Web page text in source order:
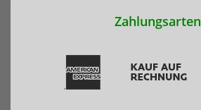
Zahlungsarten